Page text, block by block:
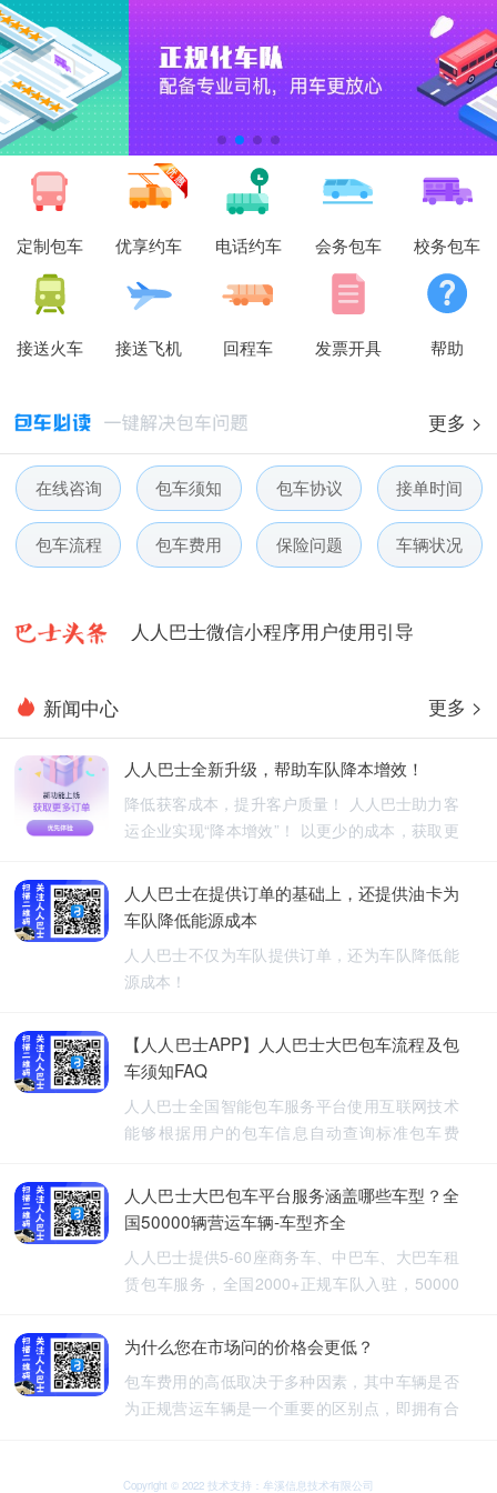
定制包车 优享约车 电话约车 会务包车 校务包车
接送火车 接送飞机 回程车 发票开具 帮助
更多 >
在线咨询 包车须知 包车协议 接单时间
包车流程 包车费用 保险问题 车辆状况
人人巴士春节放假通知-杭州包车网
人人巴士电话包车5月数据榜
人人巴士微信小程序用户使用引导
人人巴士五一放假通知-杭州包车网
人人巴士春节放假通知-杭州包车网
新闻中心 更多 >
人人巴士全新升级，帮助车队降本增效！
降低获客成本，提升客户质量！ 人人巴士助力客
运企业实现“降本增效”！ 以更少的成本，获取更
人人巴士在提供订单的基础上，还提供油卡为
车队降低能源成本
人人巴士不仅为车队提供订单，还为车队降低能
源成本！
【人人巴士APP】人人巴士大巴包车流程及包
车须知FAQ
人人巴士全国智能包车服务平台使用互联网技术
能够根据用户的包车信息自动查询标准包车费
车、长期包车、接送飞机、厂班车、校车、婚庆
租车等包车带司机服务。
人人巴士大巴包车平台服务涵盖哪些车型？全
国50000辆营运车辆-车型齐全
人人巴士提供5-60座商务车、中巴车、大巴车租
赁包车服务，全国2000+正规车队入驻，50000
行更安全
为什么您在市场问的价格会更低？
包车费用的高低取决于多种因素，其中车辆是否
为正规营运车辆是一个重要的区别点，即拥有合
可能会提供较低的包车费用，因为它们不需要承
Copyright © 2022 技术支持：牟溪信息技术有限公司